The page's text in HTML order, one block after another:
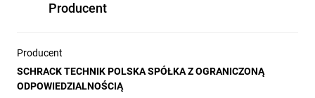
Producent
Producent
SCHRACK TECHNIK POLSKA SPÓŁKA Z OGRANICZONĄ
ODPOWIEDZIALNOŚCIĄ